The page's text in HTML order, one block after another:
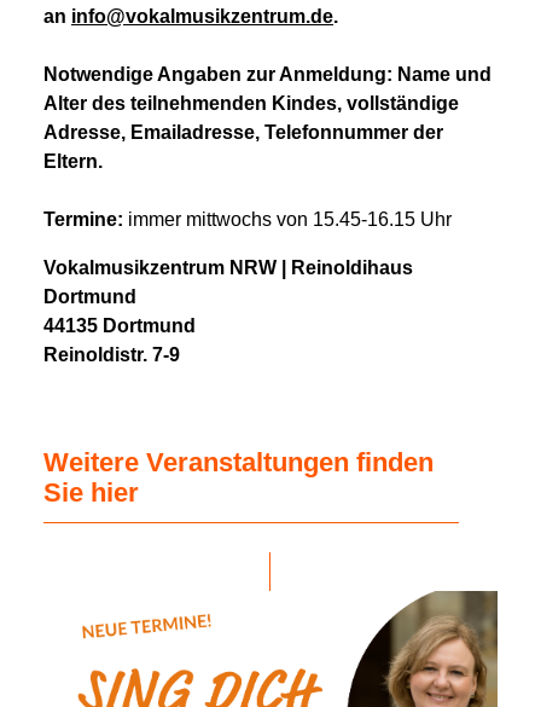
an info@vokalmusikzentrum.de.
Notwendige Angaben zur Anmeldung: Name und
Alter des teilnehmenden Kindes, vollständige
Adresse, Emailadresse, Telefonnummer der
Eltern.
Termine: immer mittwochs von 15.45-16.15 Uhr
Vokalmusikzentrum NRW | Reinoldihaus
Dortmund
44135 Dortmund
Reinoldistr. 7-9
Weitere Veranstaltungen finden
Sie hier